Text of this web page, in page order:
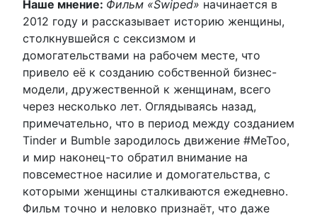
Наше мнение: Фильм «Swiped» начинается в
2012 году и рассказывает историю женщины,
столкнувшейся с сексизмом и
домогательствами на рабочем месте, что
привело её к созданию собственной бизнес-
модели, дружественной к женщинам, всего
через несколько лет. Оглядываясь назад,
примечательно, что в период между созданием
Tinder и Bumble зародилось движение #MeToo,
и мир наконец-то обратил внимание на
повсеместное насилие и домогательства, с
которыми женщины сталкиваются ежедневно.
Фильм точно и неловко признаёт, что даже